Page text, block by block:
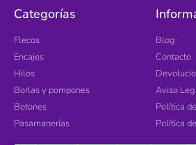
Categorías
Flecos
Encajes
Hilos
Borlas y pompones
Botones
Pasamanerías
Blog
Contacto
Aviso
Política
Política